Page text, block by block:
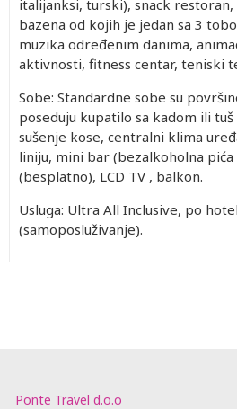
italijanksi, turski), snack
bazena od kojih je jedan sa 3
muzika određenim danima,
aktivnosti, fitness centar, teniski
Sobe: Standardne sobe su
poseduju kupatilo sa kadom ili
sušenje kose, centralni klima
liniju, mini bar (bezalkoholna pića
(besplatno), LCD TV , balkon.
Usluga: Ultra All Inclusive, po
(samoposluživanje).
Ponte Travel d.o.o